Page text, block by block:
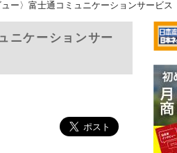
ー〉富士通コミュニケーションサービ
ニケーションサー